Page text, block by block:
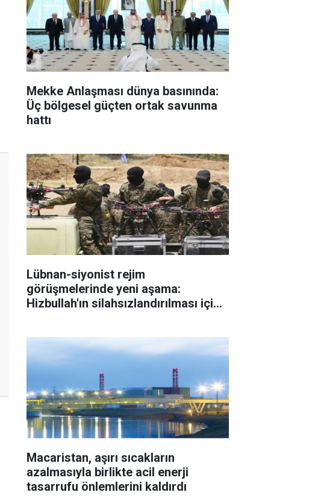
Mekke Anlaşması dünya basınında:
Üç bölgesel güçten ortak savunma
hattı
Lübnan-siyonist rejim
görüşmelerinde yeni aşama:
Hizbullah'ın silahsızlandırılması için
Macaristan, aşırı sıcakların
azalmasıyla birlikte acil enerji
tasarrufu önlemlerini kaldırdı